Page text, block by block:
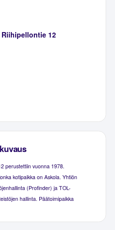
12
perustettiin vuonna 1978.
kotipaikka on Askola. Yhtiön
(Profinder) ja TOL-
hallinta. Päätoimipaikka